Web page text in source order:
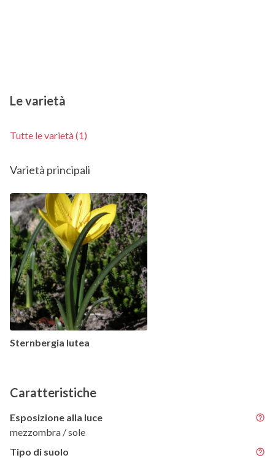
Le varietà
Tutte le varietà (1)
Varietà principali
Sternbergia lutea
Caratteristiche
Esposizione alla luce
mezzombra / sole
Tipo di suolo